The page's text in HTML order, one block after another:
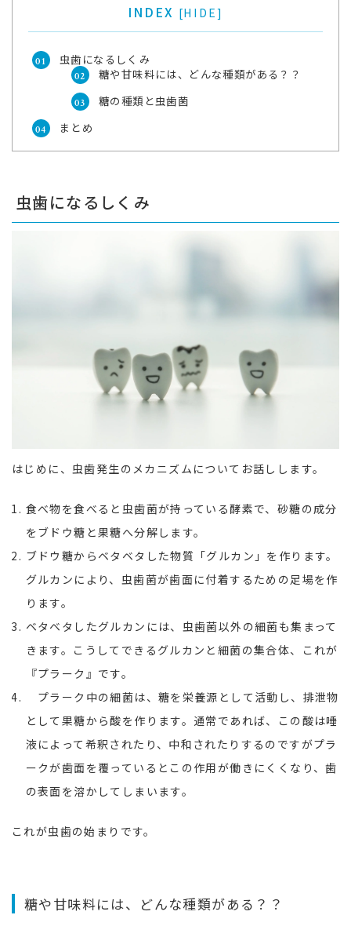
INDEX [HIDE]
虫歯になるしくみ
糖や甘味料には、どんな種類がある？？
糖の種類と虫歯菌
まとめ
虫歯になるしくみ
はじめに、虫歯発生のメカニズムについてお話しします。
食べ物を食べると虫歯菌が持っている酵素で、砂糖の成分
をブドウ糖と果糖へ分解します。
ブドウ糖からベタベタした物質「グルカン」を作ります。
グルカンにより、虫歯菌が歯面に付着するための足場を作
ります。
ベタベタしたグルカンには、虫歯菌以外の細菌も集まって
きます。こうしてできるグルカンと細菌の集合体、これが
『プラーク』です。
プラーク中の細菌は、糖を栄養源として活動し、排泄物
として果糖から酸を作ります。通常であれば、この酸は唾
液によって希釈されたり、中和されたりするのですがプラ
ークが歯面を覆っているとこの作用が働きにくくなり、歯
の表面を溶かしてしまいます。
これが虫歯の始まりです。
糖や甘味料には、どんな種類がある？？